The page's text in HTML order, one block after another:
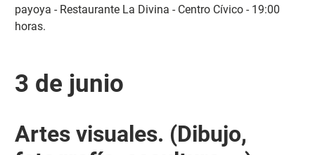
payoya - Restaurante La Divina - Centro Cívico - 19:00
horas.
3 de junio
Artes visuales. (Dibujo,